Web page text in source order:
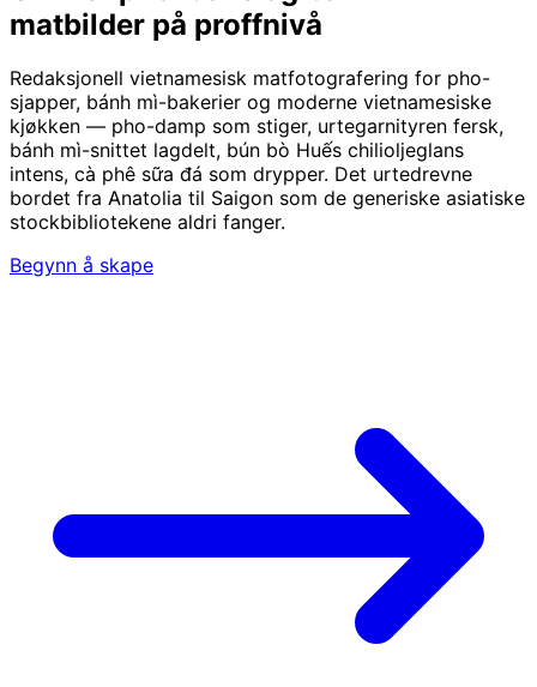
matbilder på proffnivå
Redaksjonell vietnamesisk matfotografering for pho-
sjapper, bánh mì-bakerier og moderne vietnamesiske
kjøkken — pho-damp som stiger, urtegarnityren fersk,
bánh mì-snittet lagdelt, bún bò Huếs chilioljeglans
intens, cà phê sữa đá som drypper. Det urtedrevne
bordet fra Anatolia til Saigon som de generiske asiatiske
stockbibliotekene aldri fanger.
Begynn å skape